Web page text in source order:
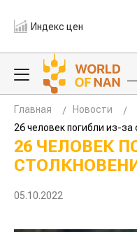
Индекс цен
Главная
Новости
26 человек погибли из-
26 ЧЕЛОВЕК
05.10.2022